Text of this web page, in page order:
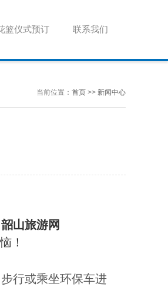
篮仪式预订 联系我们
当前位置： 首页 >> 新闻中心
韶山旅游网
！
行或乘坐环保车进